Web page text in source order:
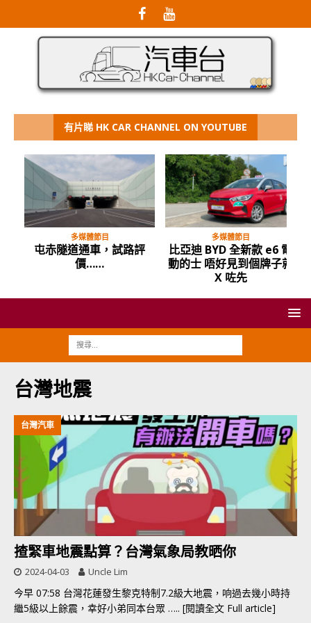
有片睇 HK CAR CHANNEL ON YOUTUBE
多媒體節目
屯赤隧道通車，試路評
價……
多媒體節目
比亞迪 BYD 全新款 e6 電
動的士 唔好見到個牌子就
X 咗先
台灣地震
台灣汽車
揸緊車地震點算？台灣氣象局教晒你
2024-04-03 Uncle Lim
今早 07:58 台灣花蓮發生黎克特制7.2級大地震，响過去幾小時持
繼5級以上餘震，幸好小弟同本台眾 ….. [閱讀全文 Full article]